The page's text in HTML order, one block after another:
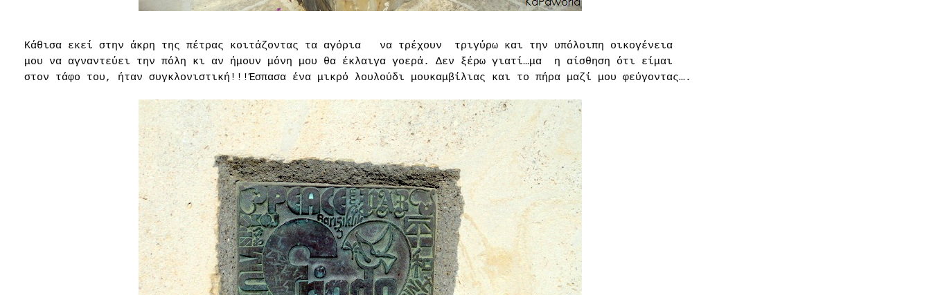
Κάθισα εκεί στην άκρη της πέτρας κοιτάζοντας τα αγόρια να τρέχουν
τριγύρω και την υπόλοιπη οικογένεια
μου να αγναντεύει την πόλη κι αν ήμουν μόνη μου θα έκλαιγα γοερά. Δεν ξέρω γιατί…μα
η αίσθηση ότι είμαι
στον τάφο του, ήταν συγκλονιστική!!!Έσπασα ένα μικρό λουλούδι μουκαμβίλιας και το πήρα μαζί μου φεύγοντας….